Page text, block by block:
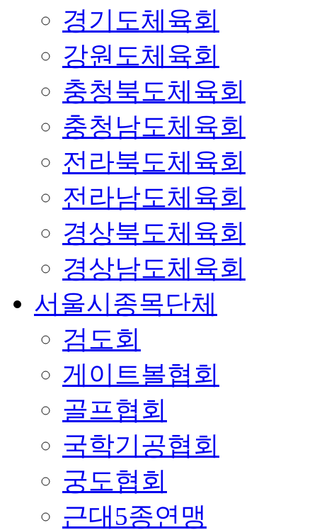
경기도체육회
강원도체육회
충청북도체육회
충청남도체육회
전라북도체육회
전라남도체육회
경상북도체육회
경상남도체육회
서울시종목단체
검도회
게이트볼협회
골프협회
국학기공협회
궁도협회
근대5종연맹